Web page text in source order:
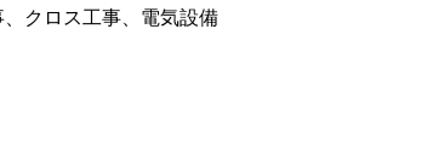
、クロス工事、電気設備